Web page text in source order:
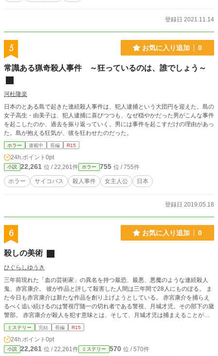
登録日 2021.11.14
5 お気に入り追加 0
常識ある猟奇殺人事件 ～狂っているのは、誰でしょう～
河杜隆楽
日本のとある島で起きた連続殺人事件は、犯人逮捕という大団円を迎えた。島の
女子高生・由美子は、犯人逮捕に喜びつつも、なぜ穏やかだった男がこんな事件
を起こしたのか、過去を振り返っていく。男には事件を起こすだけの理由があっ
た。島が抱える狂気が、彼を狂わせたのだった。
ホラー 連載中 長編 R15
24h.ポイント 0pt
小説 22,261 位 / 22,261件 ホラー 755 位 / 755件
ホラー サイコパス 殺人事件 女主人公 日本
登録日 2019.05.18
6 お気に入り追加 0
殺しの美術
ひぐらしゆうき
三年前現れた「血の芸術家」の異名を持つ最恐、最悪、悪魔のような連続殺人
鬼、赤宮康介。 彼が作品と評して殺害した人間は三年間で28人にものぼる。 ま
た今日も赤宮康介は新たな作品を創り上げようとしている。 赤宮康介を捕らえ
るべく追い続けるのは警視庁随一の切れ者である警視、月城才児。その部下の黛
警部。 赤宮康介が殺人を犯す意味とは、そして、月城才児は捕まえることがで
きるのだろうか？
ミステリー 完結 長編 R15
24h.ポイント 0pt
小説 22,261 位 / 22,261件 ミステリー 570 位 / 570件